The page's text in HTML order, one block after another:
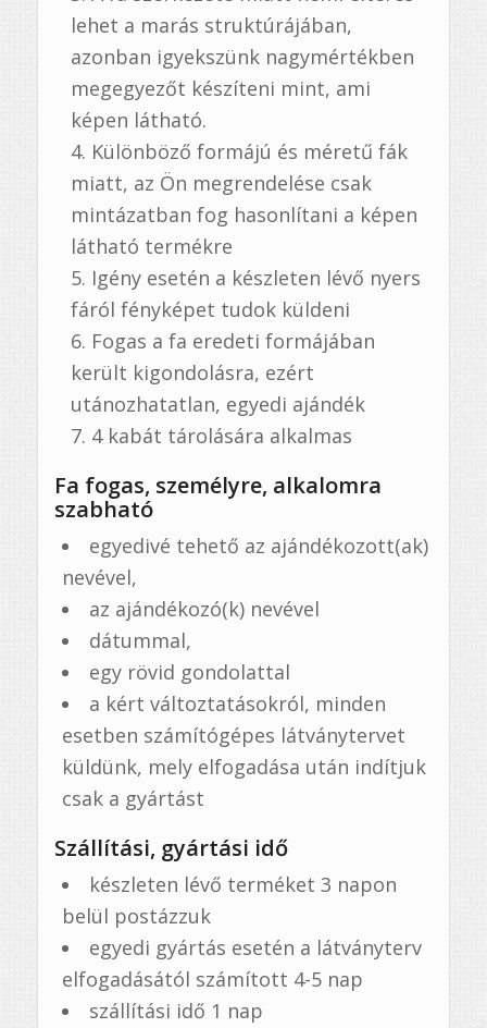
lehet a marás struktúrájában,
azonban igyekszünk nagymértékben
megegyezőt készíteni mint, ami
képen látható.
Különböző formájú és méretű fák
miatt, az Ön megrendelése csak
mintázatban fog hasonlítani a képen
látható termékre
Igény esetén a készleten lévő nyers
fáról fényképet tudok küldeni
Fogas a fa eredeti formájában
került kigondolásra, ezért
utánozhatatlan, egyedi ajándék
4 kabát tárolására alkalmas
Fa fogas, személyre, alkalomra
szabható
egyedivé tehető az ajándékozott(ak)
nevével,
az ajándékozó(k) nevével
dátummal,
egy rövid gondolattal
a kért változtatásokról, minden
esetben számítógépes látványtervet
küldünk, mely elfogadása után indítjuk
csak a gyártást
Szállítási, gyártási idő
készleten lévő terméket 3 napon
belül postázzuk
egyedi gyártás esetén a látványterv
elfogadásától számított 4-5 nap
szállítási idő 1 nap